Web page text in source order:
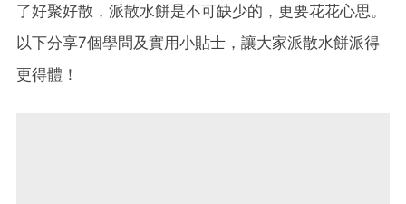
了好聚好散，派散水餅是不可缺少的，更要花花心思。
以下分享7個學問及實用小貼士，讓大家派散水餅派得
更得體！